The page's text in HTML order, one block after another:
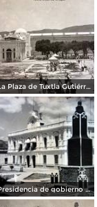
La Plaza de Tuxtla Gutiérrez, Chiapas.
Presidencia de gobierno y Mto. a la Revolucion.